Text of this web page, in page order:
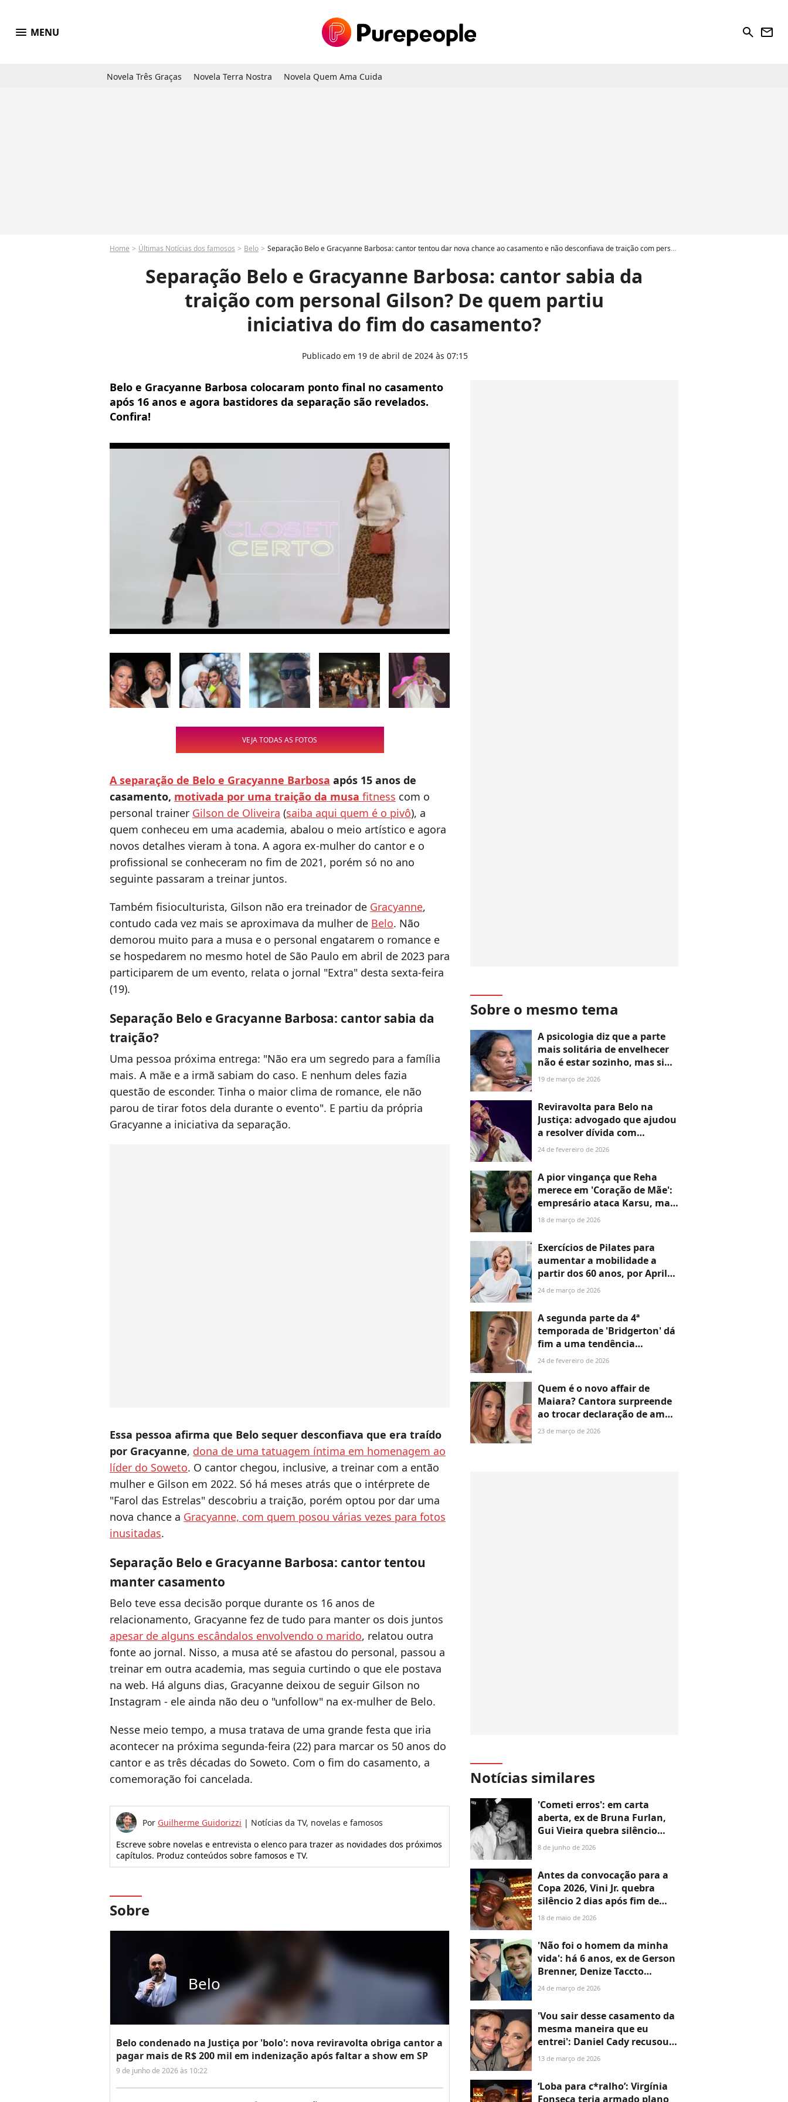
menu MENU search newsletter
Novela Três Graças Novela Terra Nostra Novela Quem Ama Cuida
Home Últimas Notícias dos famosos Belo Separação Belo e Gracyanne Barbosa: cantor tentou dar nova chance ao casamento e não desconfiava de traição com personal Gilson
Separação Belo e Gracyanne Barbosa: cantor sabia da
traição com personal Gilson? De quem partiu
iniciativa do fim do casamento?
Publicado em 19 de abril de 2024 às 07:15
Belo e Gracyanne Barbosa colocaram ponto final no casamento
após 16 anos e agora bastidores da separação são revelados.
Confira!
VEJA TODAS AS FOTOS
A separação de Belo e Gracyanne Barbosa após 15 anos de
casamento, motivada por uma traição da musa fitness com o
personal trainer Gilson de Oliveira (saiba aqui quem é o pivô), a
quem conheceu em uma academia, abalou o meio artístico e agora
novos detalhes vieram à tona. A agora ex-mulher do cantor e o
profissional se conheceram no fim de 2021, porém só no ano
seguinte passaram a treinar juntos.
Também fisioculturista, Gilson não era treinador de Gracyanne,
contudo cada vez mais se aproximava da mulher de Belo. Não
demorou muito para a musa e o personal engatarem o romance e
se hospedarem no mesmo hotel de São Paulo em abril de 2023 para
participarem de um evento, relata o jornal "Extra" desta sexta-feira
(19).
Separação Belo e Gracyanne Barbosa: cantor sabia da
traição?
Uma pessoa próxima entrega: "Não era um segredo para a família
mais. A mãe e a irmã sabiam do caso. E nenhum deles fazia
questão de esconder. Tinha o maior clima de romance, ele não
parou de tirar fotos dela durante o evento". E partiu da própria
Gracyanne a iniciativa da separação.
Essa pessoa afirma que Belo sequer desconfiava que era traído
por Gracyanne, dona de uma tatuagem íntima em homenagem ao
líder do Soweto. O cantor chegou, inclusive, a treinar com a então
mulher e Gilson em 2022. Só há meses atrás que o intérprete de
"Farol das Estrelas" descobriu a traição, porém optou por dar uma
nova chance a Gracyanne, com quem posou várias vezes para fotos
inusitadas.
Separação Belo e Gracyanne Barbosa: cantor tentou
manter casamento
Belo teve essa decisão porque durante os 16 anos de
relacionamento, Gracyanne fez de tudo para manter os dois juntos
apesar de alguns escândalos envolvendo o marido, relatou outra
fonte ao jornal. Nisso, a musa até se afastou do personal, passou a
treinar em outra academia, mas seguia curtindo o que ele postava
na web. Há alguns dias, Gracyanne deixou de seguir Gilson no
Instagram - ele ainda não deu o "unfollow" na ex-mulher de Belo.
Nesse meio tempo, a musa tratava de uma grande festa que iria
acontecer na próxima segunda-feira (22) para marcar os 50 anos do
cantor e as três décadas do Soweto. Com o fim do casamento, a
comemoração foi cancelada.
Por Guilherme Guidorizzi | Notícias da TV, novelas e famosos
Escreve sobre novelas e entrevista o elenco para trazer as novidades dos próximos
capítulos. Produz conteúdos sobre famosos e TV.
Sobre
Belo
Belo condenado na Justiça por 'bolo': nova reviravolta obriga cantor a
pagar mais de R$ 200 mil em indenização após faltar a show em SP
9 de junho de 2026 às 10:22
Sobre o mesmo tema
A psicologia diz que a parte
mais solitária de envelhecer
não é estar sozinho, mas sim
perceber que algumas
quando você para de tomar a
iniciativa e ter disposição em
fazer todo o trabalho
19 de março de 2026
Reviravolta para Belo na
Justiça: advogado que ajudou
a resolver dívida com
Denilson leva ‘calote’ do
honorários
24 de fevereiro de 2026
A pior vingança que Reha
merece em 'Coração de Mãe':
empresário ataca Karsu, mas
paga na pele por não aceitar
18 de março de 2026
Exercícios de Pilates para
aumentar a mobilidade a
partir dos 60 anos, por April
Hattori, personal trainer
24 de março de 2026
A segunda parte da 4ª
temporada de 'Bridgerton' dá
fim a uma tendência
preocupante sobre os irmãos
24 de fevereiro de 2026
Quem é o novo affair de
Maiara? Cantora surpreende
ao trocar declaração de amor
com cantor sertanejo: 'Nada
23 de março de 2026
Notícias similares
'Cometi erros': em carta
aberta, ex de Bruna Furlan,
Gui Vieira quebra silêncio
após neta de Carlos Alberto
traição; ator pondera
8 de junho de 2026
Antes da convocação para a
Copa 2026, Vini Jr. quebra
silêncio 2 dias após fim de
namoro com Virginia; jogador
ex em meio a rumor de
traição
18 de maio de 2026
'Não foi o homem da minha
vida': há 6 anos, ex de Gerson
Brenner, Denize Taccto
explicou afastamento após
decisão judicial
24 de março de 2026
'Vou sair desse casamento da
mesma maneira que eu
entrei': Daniel Cady recusou
apartamento oferecido por
separação, diz jornalista
13 de março de 2026
‘Loba para c*ralho’: Virgínia
Fonseca teria armado plano